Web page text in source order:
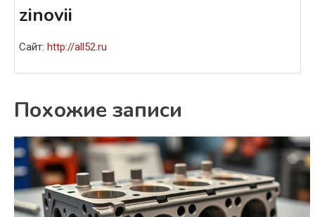
zinovii
Сайт: http://all52.ru
Похожие записи